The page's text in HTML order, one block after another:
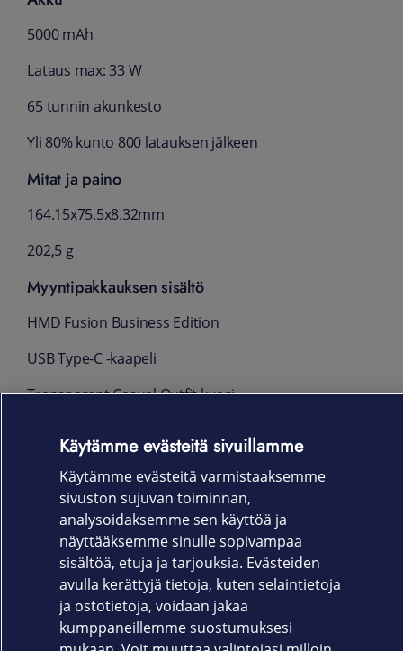
5000 mAh
Lataus max: 33 W
65 tunnin akunkesto
Yli 80% kunto 800 latauksen jälkeen
Mitat ja paino
164.15x75.5x8.32mm
202,5 g
Myyntipakkauksen sisältö
HMD Fusion Business Edition
USB Type-C -kaapeli
Transparent Casual Outfit kuori
Pika-aloitusopas
Takuu
36 kk
Käytämme evästeitä sivuillamme
Käytämme evästeitä varmistaaksemme
sivuston sujuvan toiminnan,
analysoidaksemme sen käyttöä ja
näyttääksemme sinulle sopivampaa
sisältöä, etuja ja tarjouksia. Evästeiden
avulla kerättyjä tietoja, kuten selaintietoja
ja ostotietoja, voidaan jakaa
kumppaneillemme suostumuksesi